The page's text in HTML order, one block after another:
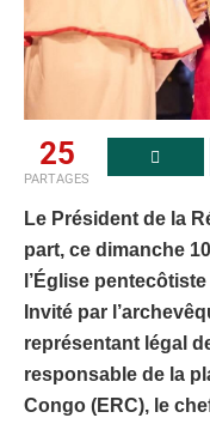
25
PARTAGES
Le Président de la
part, ce dimanche
l’Église
Invité par
représentant légal
responsable de la
Congo (ERC), le